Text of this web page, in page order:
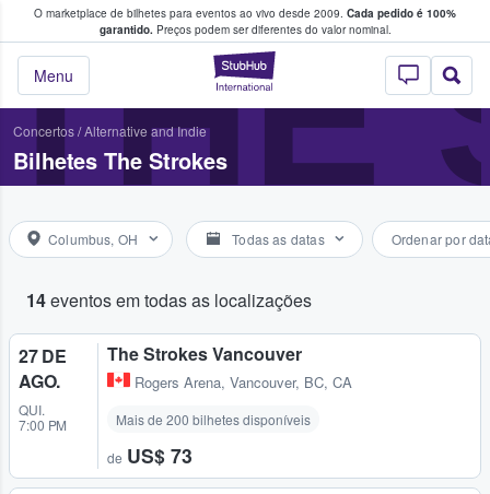
O marketplace de bilhetes para eventos ao vivo desde 2009. Cada pedido é 100%
garantido.Preços podem ser diferentes do valor nominal.
StubHub – onde
Menu
fãs compram e vendem bilhetes
Concertos/Alternative and Indie
Bilhetes The Strokes
Columbus, OH Todas as datas Ordenar por
14eventos em todas as localizações
27 DE
AGO.
QUI.
7:00 PM
The Strokes Vancouver
Rogers Arena, Vancouver, BC, CA
Mais de 200 bilhetes disponíveis
de US$ 73